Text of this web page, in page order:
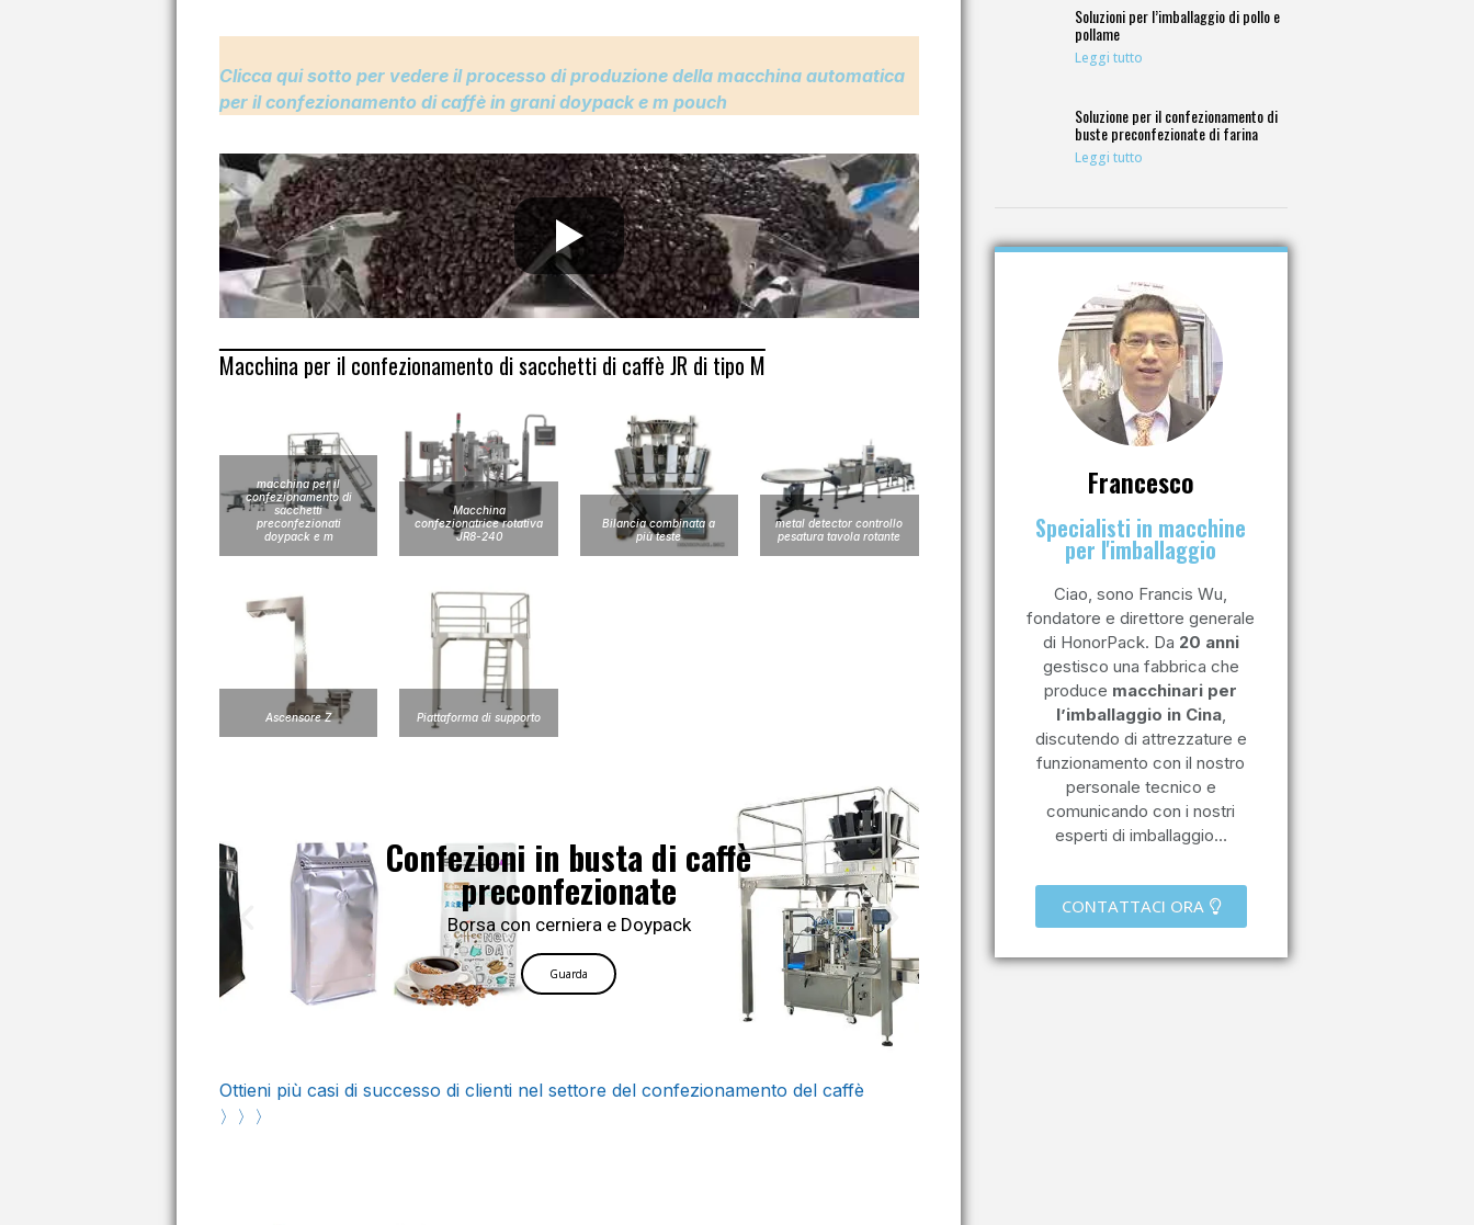
Clicca qui sotto per vedere il processo di produzione della macchina automatica
per il confezionamento di caffè in grani doypack e m pouch
Macchina per il confezionamento di sacchetti di caffè JR di tipo M
macchina per il
confezionamento di
sacchetti
preconfezionati
doypack e m
Macchina
confezionatrice rotativa
JR8-240
Bilancia combinata a
più teste
metal detector controllo
pesatura tavola rotante
Ascensore Z Piattaforma di supporto
Confezioni in busta di caffè
preconfezionate
Borsa con cerniera e Doypack
Guarda
Imballaggio del caffè VFFS
Borsa e valvola di sfiato Stabilo
Guarda
Ottieni più casi di successo di clienti nel settore del confezionamento del caffè
〉〉〉
Soluzioni per l’imballaggio di pollo e
pollame
Leggi tutto
Soluzione per il confezionamento di
buste preconfezionate di farina
Leggi tutto
Francesco
Specialisti in macchine
per l'imballaggio
Ciao, sono Francis Wu,
fondatore e direttore generale
di HonorPack. Da 20 anni
gestisco una fabbrica che
produce macchinari per
l’imballaggio in Cina,
discutendo di attrezzature e
funzionamento con il nostro
personale tecnico e
comunicando con i nostri
esperti di imballaggio…
CONTATTACI ORA